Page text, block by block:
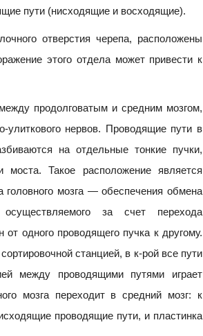
пути (нисходящие и восходящие).
отверстия черепа, расположены
этого отдела может привести к
продолговатым и средним мозгом,
улиткового нервов. Проводящие пути в
на отдельные тонкие пучки,
Такое расположение является
мозга — обеспечения обмена
за счет перехода
одного проводящего пучка к другому.
станцией, в к-рой все пути
между проводящими путями играет
мозга переходит в средний мозг: к
проводящие пути, и пластинка